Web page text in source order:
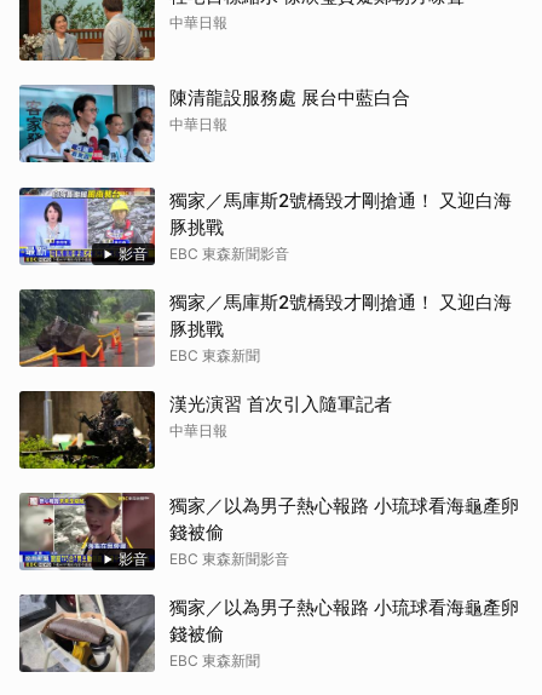
中華日報
陳清龍設服務處 展台中藍白合
中華日報
影音
獨家／馬庫斯2號橋毀才剛搶通！ 又迎白海
豚挑戰
EBC 東森新聞影音
獨家／馬庫斯2號橋毀才剛搶通！ 又迎白海
豚挑戰
EBC 東森新聞
漢光演習 首次引入隨軍記者
中華日報
影音
獨家／以為男子熱心報路 小琉球看海龜產卵
錢被偷
EBC 東森新聞影音
獨家／以為男子熱心報路 小琉球看海龜產卵
錢被偷
EBC 東森新聞